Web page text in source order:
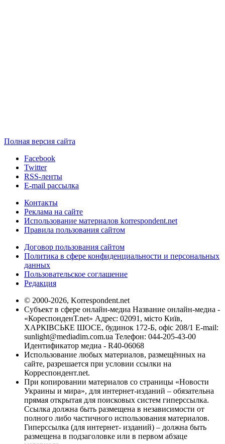
Полная версия сайта
Facebook
Twitter
RSS-ленты
E-mail рассылка
Контакты
Реклама на сайте
Использование материалов korrespondent.net
Правила пользования сайтом
Договор пользования сайтом
Политика в сфере конфиденциальности и персональных
данных
Пользовательское соглашение
Редакция
© 2000-2026, Korrespondent.net
Субъект в сфере онлайн-медиа Название онлайн-медиа -
«КореспонденТ.net» Адрес: 02091, місто Київ,
ХАРКІВСЬКЕ ШОСЕ, будинок 172-Б, офіс 208/1 E-mail:
sunlight@mediadim.com.ua Телефон: 044-205-43-00
Идентификатор медиа - R40-06068
Использование любых материалов, размещённых на
сайте, разрешается при условии ссылки на
Корреспондент.net.
При копировании материалов со страницы «Новости
Украины и мира», для интернет-изданий – обязательна
прямая открытая для поисковых систем гиперссылка.
Ссылка должна быть размещена в независимости от
полного либо частичного использования материалов.
Гиперссылка (для интернет- изданий) – должна быть
размещена в подзаголовке или в первом абзаце